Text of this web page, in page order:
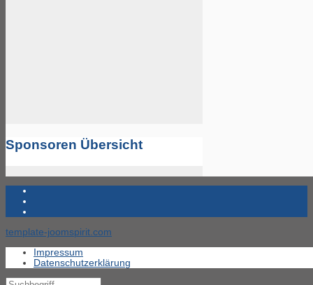
Sponsoren Übersicht
template-joomspirit.com
Impressum
Datenschutzerklärung